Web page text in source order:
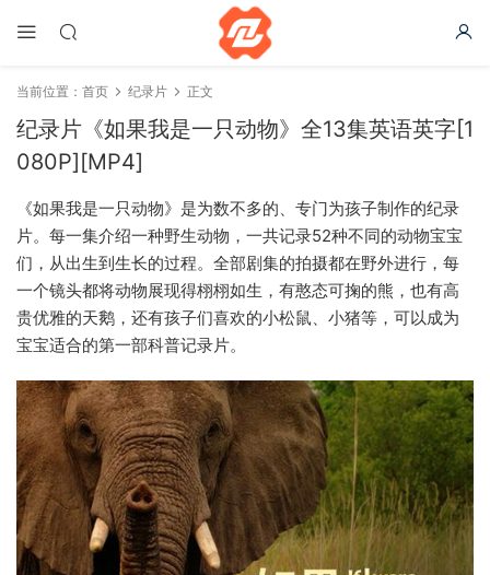
当前位置： 首页 纪录片 正文
纪录片《如果我是一只动物》全13集英语英字[1
080P][MP4]
《如果我是一只动物》是为数不多的、专门为孩子制作的纪录
片。每一集介绍一种野生动物，一共记录52种不同的动物宝宝
们，从出生到生长的过程。全部剧集的拍摄都在野外进行，每
一个镜头都将动物展现得栩栩如生，有憨态可掬的熊，也有高
贵优雅的天鹅，还有孩子们喜欢的小松鼠、小猪等，可以成为
宝宝适合的第一部科普记录片。